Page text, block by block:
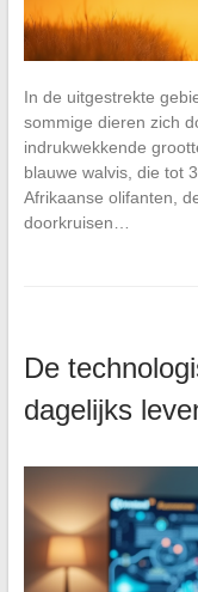
In de uitgestrekte
sommige dieren zich
indrukwekkende
blauwe walvis, die tot
Afrikaanse olifanten,
doorkruisen…
De
dagelijks